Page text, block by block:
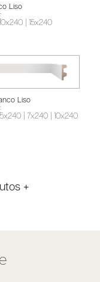
Liso
| 15x240
Liso
| 7x240
| 10x240
+